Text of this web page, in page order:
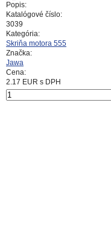
Popis:
Katalógové číslo:
3039
Kategória:
Skriňa motora 555
Značka:
Jawa
Cena:
2.17 EUR s DPH